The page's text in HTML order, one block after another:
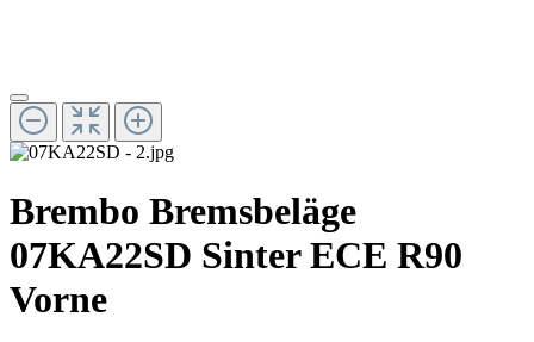
Brembo Bremsbeläge
07KA22SD Sinter ECE R90
Vorne